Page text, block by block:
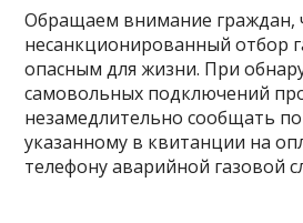
Обращаем внимание граждан,
несанкционированный отбор
опасным для жизни. При
самовольных подключений
незамедлительно сообщать
указанному в квитанции на
телефону аварийной газовой